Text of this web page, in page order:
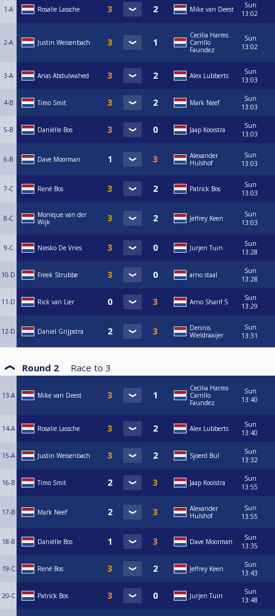
1-A Rosalie Lassche Mike van Deest
Sun
13:02
2-A Justin Weisenbach
Cecilia Harms
Carrillo
Faundez
Sun
13:02
3-A Anas Abdulwahed Alex Lubberts
Sun
13:03
4-B Timo Smit Mark Neef
Sun
13:03
5-B Daniëlle Bos Jaap Kooistra
Sun
13:03
6-B Dave Moorman
Alexander
Hulshof
Sun
13:03
7-C René Bos Patrick Bos
Sun
13:03
8-C
Monique van der
Wijk
Jeffrey Keen
Sun
13:03
9-C Niesko De Vries Jurjen Tuin
Sun
13:28
10-D Freek Strubbe arno staal
Sun
13:28
11-D Rick van Lier Arno Sharif S
Sun
13:29
12-D Daniel Grijpstra
Dennis
Wieldraaijer
Sun
13:31
Round 2 Race to 3
13-A Mike van Deest
Cecilia Harms
Carrillo
Faundez
Sun
13:40
14-A Rosalie Lassche Alex Lubberts
Sun
13:40
15-A Justin Weisenbach Sjoerd Bul
Sun
13:32
16-B Timo Smit Jaap Kooistra
Sun
13:55
17-B Mark Neef
Alexander
Hulshof
Sun
13:55
18-B Daniëlle Bos Dave Moorman
Sun
13:35
19-C René Bos Jeffrey Keen
Sun
13:43
20-C Patrick Bos Jurjen Tuin
Sun
13:48